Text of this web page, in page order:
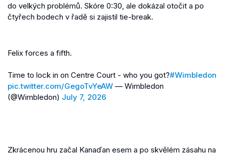
do velkých problémů. Skóre 0:30, ale dokázal otočit a po
čtyřech bodech v řadě si zajistil tie-break.
Felix forces a fifth.
Time to lock in on Centre Court - who you got?#Wimbledon
pic.twitter.com/GegoTvYeAW — Wimbledon
(@Wimbledon) July 7, 2026
Zkrácenou hru začal Kanaďan esem a po skvělém zásahu na